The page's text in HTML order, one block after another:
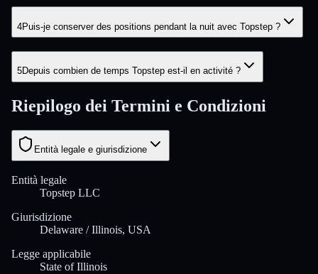
4Puis-je conserver des positions pendant la nuit avec Topstep ?
5Depuis combien de temps Topstep est-il en activité ?
Riepilogo dei Termini e Condizioni
Entità legale e giurisdizione
Entità legale
Topstep LLC
Giurisdizione
Delaware / Illinois, USA
Legge applicabile
State of Illinois